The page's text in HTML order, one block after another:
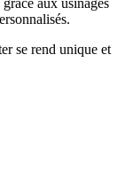
aux usinages
se rend unique et